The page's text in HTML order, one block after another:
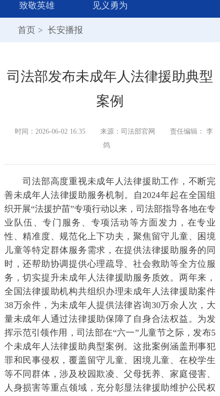
致敬英雄
见义勇为
首页 > 长安播报
司法部发布未成年人法律援助典型
案例
时间：2026-06-02 16:35 来源：司法部官网
责任编辑： 李
鸽
司法部高度重视未成年人法律援助工作，不断完
善未成年人法律援助服务机制。自2024年起在全国组
织开展“法援护苗”专项行动以来，司法部指导各地在专
业队伍、专门服务、专项活动等方面发力，在专业
性、精准度、规范化上下功夫，聚焦留守儿童、困境
儿童等特定群体服务需求，在提供法律援助服务的同
时，还帮助协调提供心理疏导、社会救助等全方位服
务，切实提升未成年人法律援助服务质效。两年来，
全国法律援助机构共组织办理未成年人法律援助案件
38万余件，为未成年人提供法律咨询30万余人次，大
量未成年人通过法律援助保障了自身合法权益。为发
挥示范引领作用，司法部在“六一”儿童节之际，发布5
个未成年人法律援助典型案例。这批案例涵盖刑事犯
罪和民事侵权，覆盖留守儿童、困境儿童、在校学生
等不同群体，涉及校园欺凌、父母抚养、家庭侵害、
人身损害等重点领域，充分彰显法律援助维护公民权